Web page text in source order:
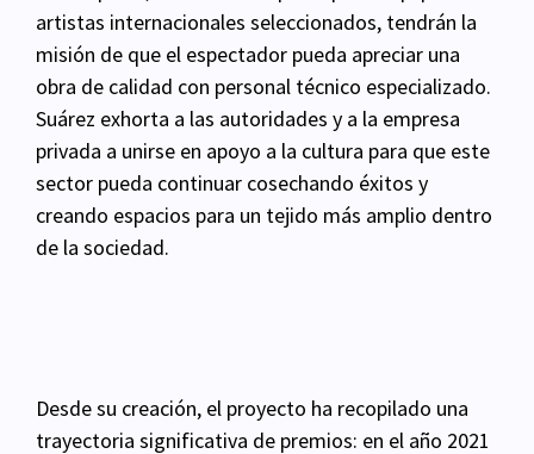
artistas internacionales seleccionados, tendrán la
misión de que el espectador pueda apreciar una
obra de calidad con personal técnico especializado.
Suárez exhorta a las autoridades y a la empresa
privada a unirse en apoyo a la cultura para que este
sector pueda continuar cosechando éxitos y
creando espacios para un tejido más amplio dentro
de la sociedad.
Desde su creación, el proyecto ha recopilado una
trayectoria significativa de premios: en el año 2021